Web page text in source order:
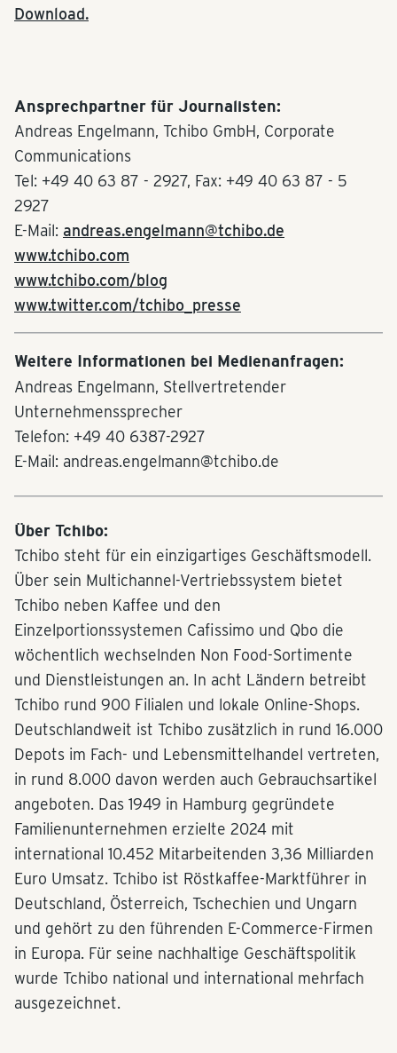
Download.
Ansprechpartner für Journalisten:
Andreas Engelmann, Tchibo GmbH, Corporate
Communications
Tel: +49 40 63 87 - 2927, Fax: +49 40 63 87 - 5
2927
E-Mail: andreas.engelmann@tchibo.de
www.tchibo.com
www.tchibo.com/blog
www.twitter.com/tchibo_presse
Weitere Informationen bei Medienanfragen:
Andreas Engelmann, Stellvertretender
Unternehmenssprecher
Telefon: +49 40 6387-2927
E-Mail: andreas.engelmann@tchibo.de
Über Tchibo:
Tchibo steht für ein einzigartiges Geschäftsmodell.
Über sein Multichannel-Vertriebssystem bietet
Tchibo neben Kaffee und den
Einzelportionssystemen Cafissimo und Qbo die
wöchentlich wechselnden Non Food-Sortimente
und Dienstleistungen an. In acht Ländern betreibt
Tchibo rund 900 Filialen und lokale Online-Shops.
Deutschlandweit ist Tchibo zusätzlich in rund 16.000
Depots im Fach- und Lebensmittelhandel vertreten,
in rund 8.000 davon werden auch Gebrauchsartikel
angeboten. Das 1949 in Hamburg gegründete
Familienunternehmen erzielte 2024 mit
international 10.452 Mitarbeitenden 3,36 Milliarden
Euro Umsatz. Tchibo ist Röstkaffee-Marktführer in
Deutschland, Österreich, Tschechien und Ungarn
und gehört zu den führenden E-Commerce-Firmen
in Europa. Für seine nachhaltige Geschäftspolitik
wurde Tchibo national und international mehrfach
ausgezeichnet.